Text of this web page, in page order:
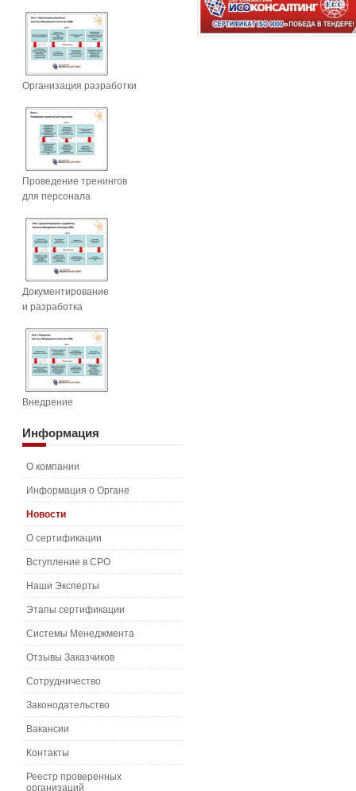
Организация разработки
Проведение тренингов
для персонала
Документирование
и разработка
Внедрение
Информация
О компании
Информация о Органе
Новости
О сертификации
Вступление в СРО
Наши Эксперты
Этапы сертификации
Системы Менеджмента
Отзывы Заказчиков
Сотрудничество
Законодательство
Вакансии
Контакты
Реестр проверенных
организаций